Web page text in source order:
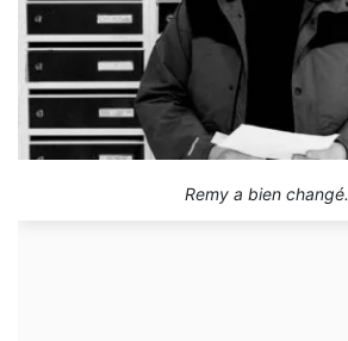
Remy a bien changé.